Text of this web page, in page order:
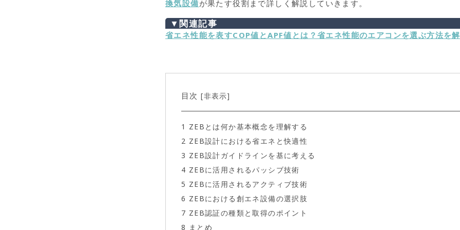
換気設備が果たす役割まで詳しく解説していきます。
▼関連記事
省エネ性能を表すCOP値とAPF値とは？省エネ性能のエアコンを選ぶ方法を
目次 [非表示]
1 ZEBとは何か基本概念を理解する
2 ZEB設計における省エネと快適性
3 ZEB設計ガイドラインを基に考える
4 ZEBに活用されるパッシブ技術
5 ZEBに活用されるアクティブ技術
6 ZEBにおける創エネ設備の選択肢
7 ZEB認証の種類と取得のポイント
8 まとめ